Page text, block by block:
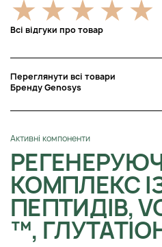
Всі відгуки про товар
Переглянути всі товари
Бренду Genosys
Активні компоненти
КОМПЛЕКС
ПЕПТИДІВ,
™,